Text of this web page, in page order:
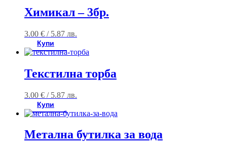
Химикал – 3бр.
3.00 € / 5.87 лв.
Купи
Текстилнa торбa
3.00 € / 5.87 лв.
Купи
Метална бутилка за вода